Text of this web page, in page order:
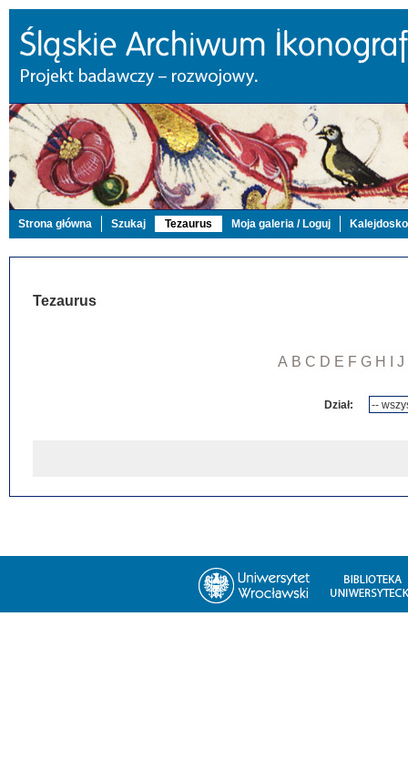
Strona główna Szukaj Tezaurus Moja galeria / Loguj
Tezaurus
A B C D E F G H J
Dział: